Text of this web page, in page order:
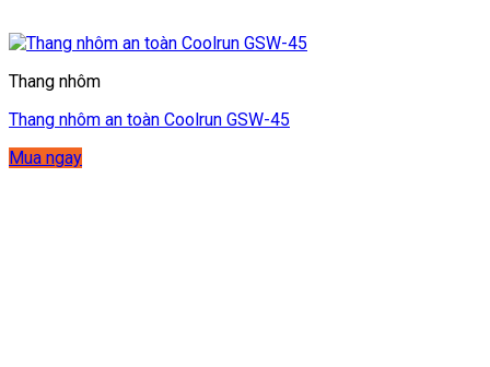
Thang nhôm
Thang nhôm an toàn Coolrun GSW-45
Mua ngay